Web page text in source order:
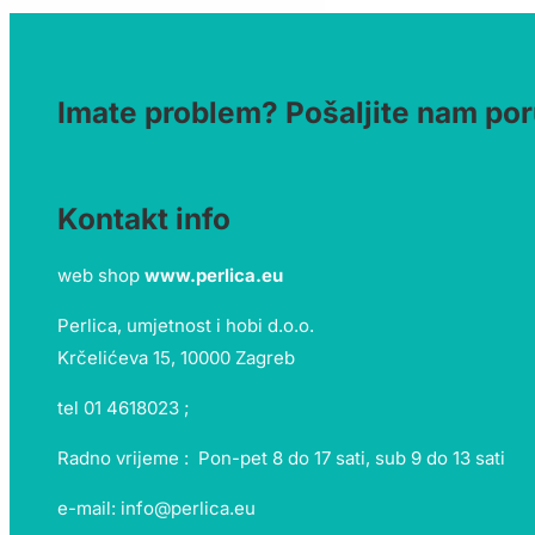
Imate problem? Pošaljite nam
Kontakt info
web shop www.perlica.eu
Perlica, umjetnost i hobi d.o.o.
Krčelićeva 15, 10000 Zagreb
tel 01 4618023 ;
Radno vrijeme : Pon-pet 8 do 17 sati, sub 9 do 13 sati
e-mail: info@perlica.eu